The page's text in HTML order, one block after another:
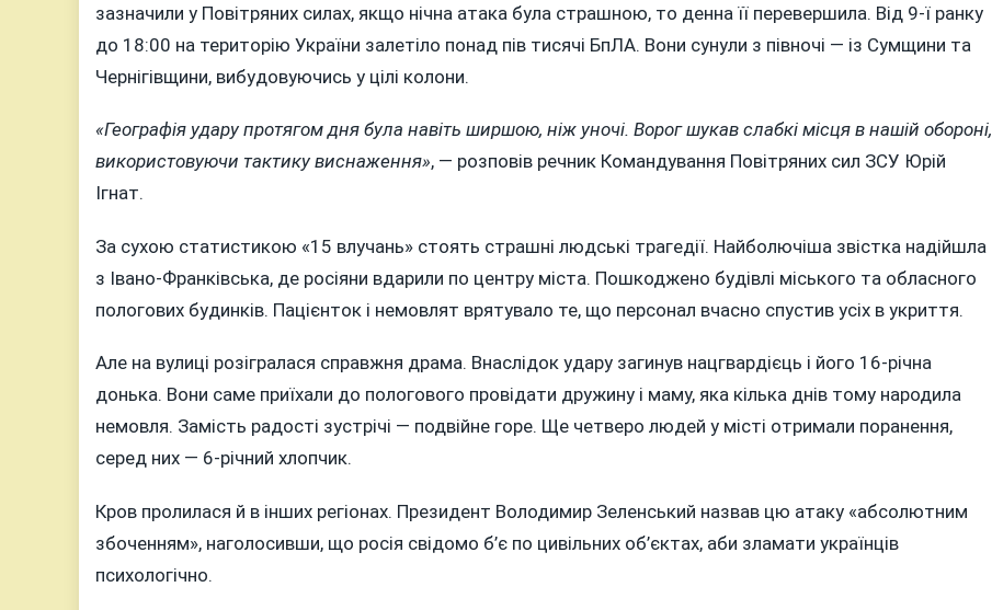
дронів:
мішенями
були
будинки,
зазначили у Повітряних силах, якщо нічна атака була страшною, то денна її перевершила. Від 9-ї ранку
до 18:00 на територію України залетіло понад пів тисячі БпЛА. Вони сунули з півночі — із Сумщини та
Чернігівщини, вибудовуючись у цілі колони.
«Географія удару протягом дня була навіть ширшою, ніж уночі. Ворог шукав слабкі місця в нашій обороні,
використовуючи тактику виснаження», — розповів речник Командування Повітряних сил ЗСУ Юрій
Ігнат.
За сухою статистикою «15 влучань» стоять страшні людські трагедії. Найболючіша звістка надійшла
з Івано-Франківська, де росіяни вдарили по центру міста. Пошкоджено будівлі міського та обласного
пологових будинків. Пацієнток і немовлят врятувало те, що персонал вчасно спустив усіх в укриття.
Але на вулиці розігралася справжня драма. Внаслідок удару загинув нацгвардієць і його 16-річна
донька. Вони саме приїхали до пологового провідати дружину і маму, яка кілька днів тому народила
немовля. Замість радості зустрічі — подвійне горе. Ще четверо людей у місті отримали поранення,
серед них — 6-річний хлопчик.
Кров пролилася й в інших регіонах. Президент Володимир Зеленський назвав цю атаку «абсолютним
збоченням», наголосивши, що росія свідомо б’є по цивільних об’єктах, аби зламати українців
психологічно.